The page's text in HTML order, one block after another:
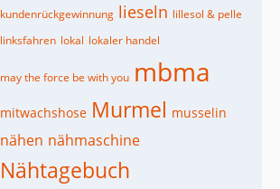
kundenrückgewinnung lieseln lillesol & pelle
linksfahren lokal lokaler handel
may the force be with you mbma
mitwachshose Murmel musselin
nähen nähmaschine
Nähtagebuch